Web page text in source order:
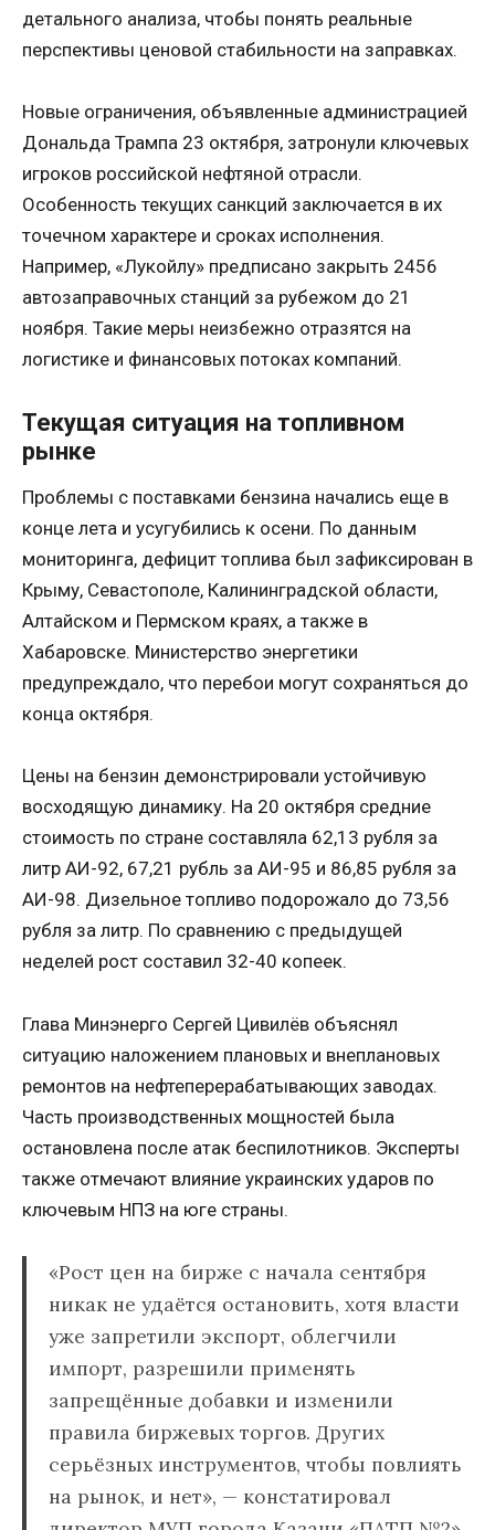
детального анализа, чтобы понять реальные
перспективы ценовой стабильности на заправках.
Новые ограничения, объявленные администрацией
Дональда Трампа 23 октября, затронули ключевых
игроков российской нефтяной отрасли.
Особенность текущих санкций заключается в их
точечном характере и сроках исполнения.
Например, «Лукойлу» предписано закрыть 2456
автозаправочных станций за рубежом до 21
ноября. Такие меры неизбежно отразятся на
логистике и финансовых потоках компаний.
Текущая ситуация на топливном
рынке
Проблемы с поставками бензина начались еще в
конце лета и усугубились к осени. По данным
мониторинга, дефицит топлива был зафиксирован в
Крыму, Севастополе, Калининградской области,
Алтайском и Пермском краях, а также в
Хабаровске. Министерство энергетики
предупреждало, что перебои могут сохраняться до
конца октября.
Цены на бензин демонстрировали устойчивую
восходящую динамику. На 20 октября средние
стоимость по стране составляла 62,13 рубля за
литр АИ-92, 67,21 рубль за АИ-95 и 86,85 рубля за
АИ-98. Дизельное топливо подорожало до 73,56
рубля за литр. По сравнению с предыдущей
неделей рост составил 32-40 копеек.
Глава Минэнерго Сергей Цивилёв объяснял
ситуацию наложением плановых и внеплановых
ремонтов на нефтеперерабатывающих заводах.
Часть производственных мощностей была
остановлена после атак беспилотников. Эксперты
также отмечают влияние украинских ударов по
ключевым НПЗ на юге страны.
«Рост цен на бирже с начала сентября
никак не удаётся остановить, хотя власти
уже запретили экспорт, облегчили
импорт, разрешили применять
запрещённые добавки и изменили
правила биржевых торгов. Других
серьёзных инструментов, чтобы повлиять
на рынок, и нет», — констатировал